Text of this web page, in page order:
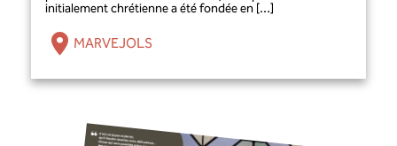
initialement chrétienne a été fondée en [...]
MARVEJOLS